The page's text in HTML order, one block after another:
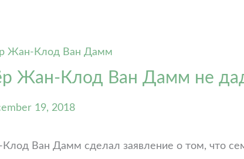
Жан-Клод Ван Дамм не
19, 2018
Клод Ван Дамм сделал заявление о том, что